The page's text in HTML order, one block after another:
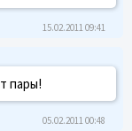
15.02.2011 09:41
пары!
05.02.2011 00:48